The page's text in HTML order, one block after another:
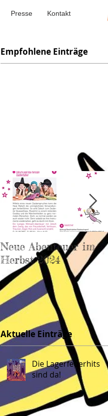
Presse Kontakt
Empfohlene Einträge
Neue Abenteuer im
Herbst 2024
Aktuelle Einträge
Die Lagerfeuerhits
sind da!